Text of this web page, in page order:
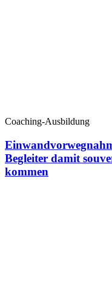
Coaching-Ausbildung
Begleiter damit
kommen